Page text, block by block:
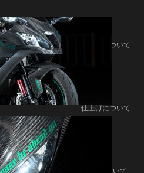
織り方について
仕上げについて
製法について